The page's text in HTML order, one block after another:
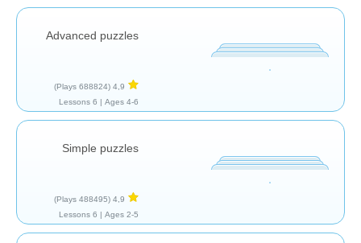
Advanced puzzles
4,9
(688824 Plays)
Ages 4-6 |
6 Lessons
Simple puzzles
4,9
(488495 Plays)
Ages 2-5 |
6 Lessons